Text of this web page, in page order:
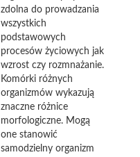
zdolna do prowadzania
wszystkich
podstawowych
procesów życiowych jak
wzrost czy rozmnażanie.
Komórki różnych
organizmów wykazują
znaczne różnice
morfologiczne. Mogą
one stanowić
samodzielny organizm